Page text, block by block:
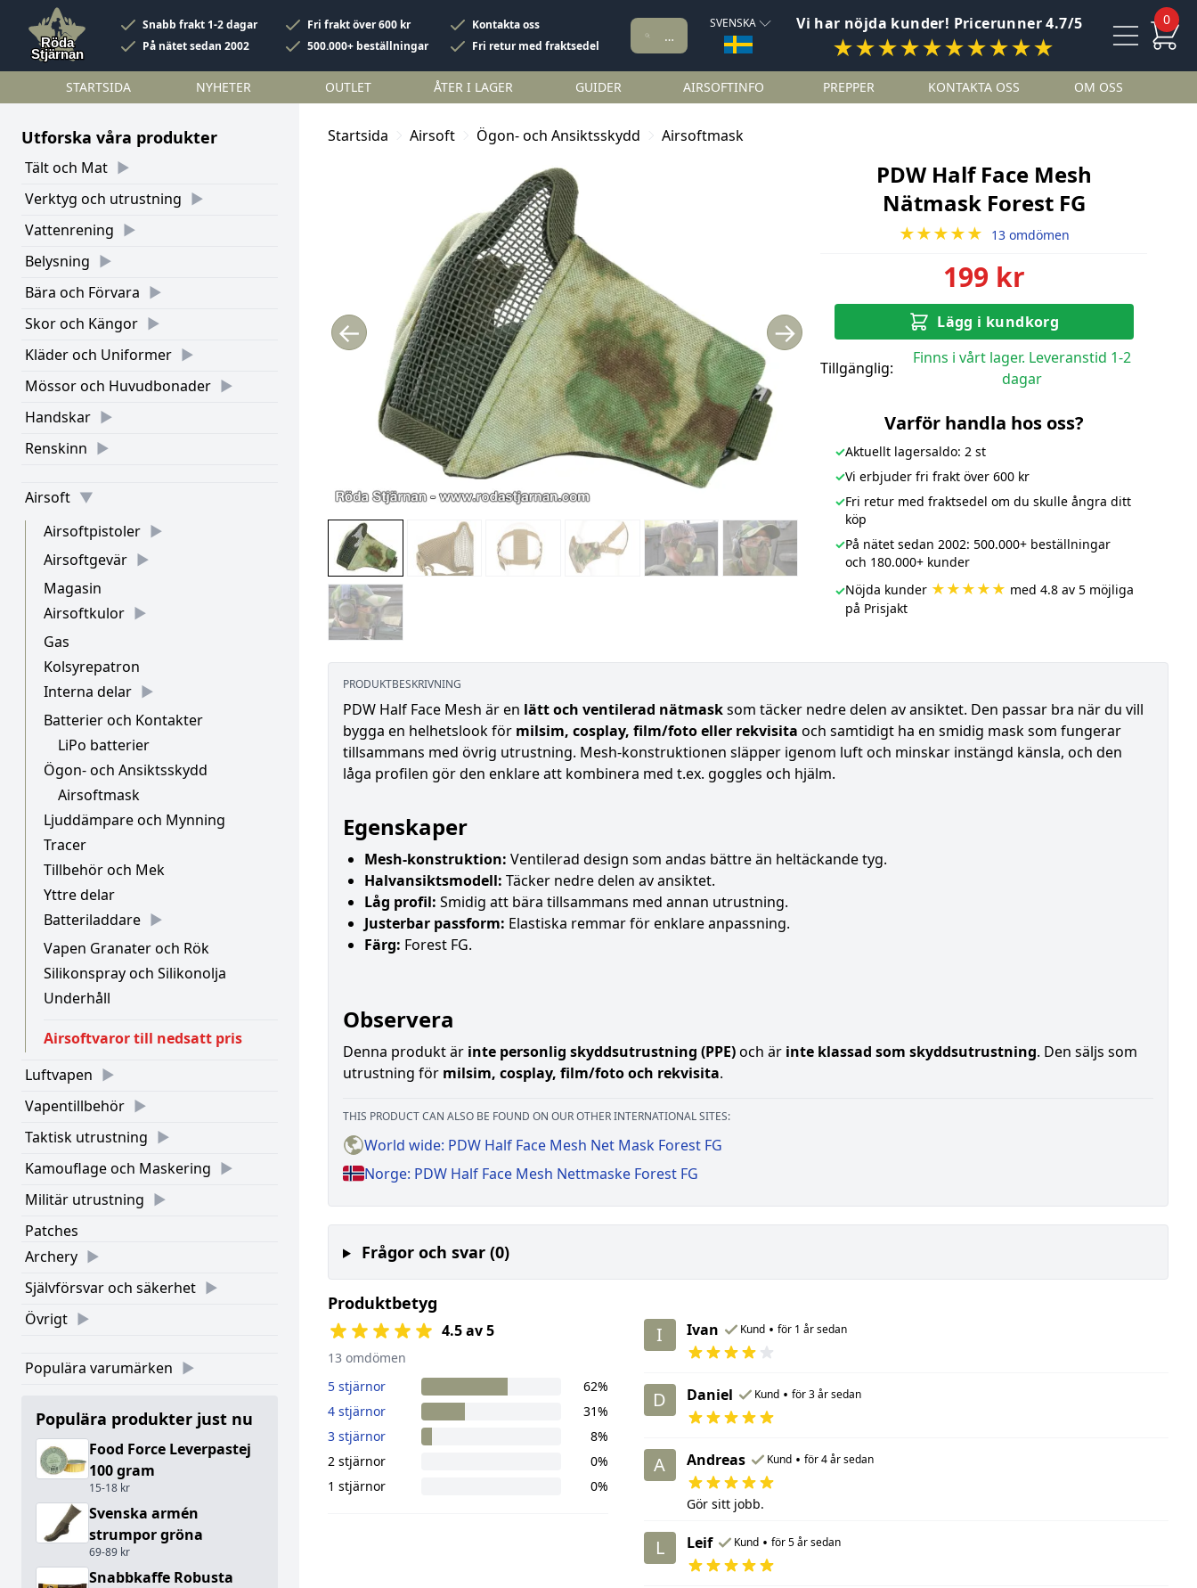
Snabb frakt 1-2 dagar Fri frakt över 600 kr
Kontakta oss
På nätet sedan 2002
500.000+ beställningar Fri retur med fraktsedel
SVENSKA Vi har nöjda kunder! Pricerunner 4.7/5
★★★★★★★★★★
0
STARTSIDA NYHETER OUTLET ÅTER I LAGER GUIDER AIRSOFTINFO PREPPER KONTAKTA OSS OM OSS
Utforska våra produkter
Tält och Mat
Verktyg och utrustning
Vattenrening
Belysning
Bära och Förvara
Skor och Kängor
Kläder och Uniformer
Mössor och Huvudbonader
Handskar
Renskinn
Airsoft
Airsoftpistoler
Airsoftgevär
Magasin
Airsoftkulor
Gas
Kolsyrepatron
Interna delar
Batterier och Kontakter
LiPo batterier
Ögon- och Ansiktsskydd
Airsoftmask
Ljuddämpare och Mynning
Tracer
Tillbehör och Mek
Yttre delar
Batteriladdare
Vapen Granater och Rök
Silikonspray och Silikonolja
Underhåll
Airsoftvaror till nedsatt pris
Luftvapen
Vapentillbehör
Taktisk utrustning
Kamouflage och Maskering
Militär utrustning
Patches
Archery
Självförsvar och säkerhet
Övrigt
Populära varumärken
Populära produkter just nu
Food Force Leverpastej
100 gram
15-18 kr
Svenska armén
strumpor gröna
69-89 kr
Snabbkaffe Robusta
Startsida Airsoft Ögon- och Ansiktsskydd Airsoftmask
← →
PDW Half Face Mesh
Nätmask Forest FG
★★★★★ 13 omdömen
199 kr
Lägg i kundkorg
Tillgänglig:
Finns i vårt lager. Leveranstid 1-2
dagar
Varför handla hos oss?
✓Aktuellt lagersaldo: 2 st
✓Vi erbjuder fri frakt över 600 kr
✓Fri retur med fraktsedel om du skulle ångra ditt
köp
✓På nätet sedan 2002: 500.000+ beställningar
och 180.000+ kunder
✓Nöjda kunder ★★★★★ med 4.8 av 5 möjliga
på Prisjakt
PRODUKTBESKRIVNING
PDW Half Face Mesh är en lätt och ventilerad nätmasksom täcker nedre delen av ansiktet. Den passar bra när du vill
bygga en helhetslook för milsim, cosplay, film/foto eller rekvisita och samtidigt ha en smidig mask som fungerar
tillsammans med övrig utrustning. Mesh-konstruktionen släpper igenom luft och minskar instängd känsla, och den
låga profilen gör den enklare att kombinera med t.ex. goggles och hjälm.
Egenskaper
Mesh-konstruktion: Ventilerad design som andas bättre än heltäckande tyg.
Halvansiktsmodell: Täcker nedre delen av ansiktet.
Låg profil: Smidig att bära tillsammans med annan utrustning.
Justerbar passform: Elastiska remmar för enklare anpassning.
Färg: Forest FG.
Observera
Denna produkt är inte personlig skyddsutrustning (PPE)och är inte klassad som skyddsutrustning. Den säljs som
utrustning för milsim, cosplay, film/foto och rekvisita.
THIS PRODUCT CAN ALSO BE FOUND ON OUR OTHER INTERNATIONAL SITES:
World wide: PDW Half Face Mesh Net Mask Forest FG
Norge: PDW Half Face Mesh Nettmaske Forest FG
Frågor och svar (0)
Produktbetyg
4.5 av 5
13 omdömen
5 stjärnor
62%
4 stjärnor
31%
3 stjärnor
8%
2 stjärnor
0%
1 stjärnor
0%
I Ivan Kund • för 1 år sedan
D Daniel Kund • för 3 år sedan
A Andreas Kund • för 4 år sedan
Gör sitt jobb.
L Leif Kund • för 5 år sedan